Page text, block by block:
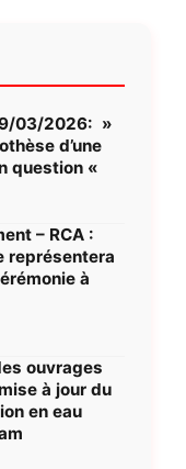
03/2026: »
d’une
question «
– RCA :
représentera
à
ouvrages
à jour du
en eau